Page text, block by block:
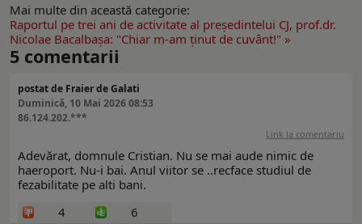
Mai multe din această categorie:
Raportul pe trei ani de activitate al preşedintelui CJ, prof.dr.
Nicolae Bacalbaşa: "Chiar m-am ţinut de cuvânt!" »
5 comentarii
postat de Fraier de Galati
Duminică, 10 Mai 2026 08:53
86.124.202.***
Link la comentariu
Adevărat, domnule Cristian. Nu se mai aude nimic de
haeroport. Nu-i bai. Anul viitor se ..recface studiul de
fezabilitate pe alti bani.
4
6